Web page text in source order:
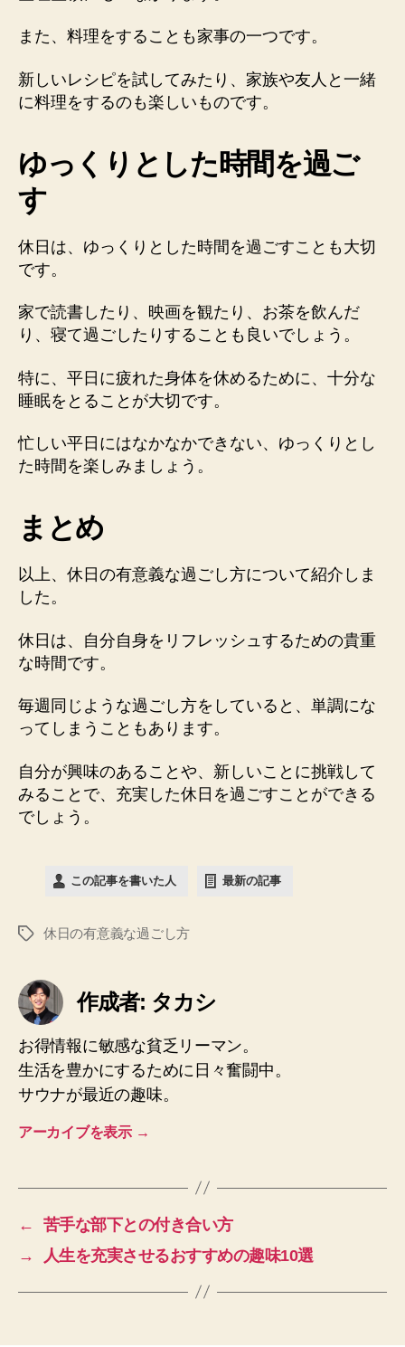
また、料理をすることも家事の一つです。
新しいレシピを試してみたり、家族や友人と一緒
に料理をするのも楽しいものです。
ゆっくりとした時間を過ご
す
休日は、ゆっくりとした時間を過ごすことも大切
です。
家で読書したり、映画を観たり、お茶を飲んだ
り、寝て過ごしたりすることも良いでしょう。
特に、平日に疲れた身体を休めるために、十分な
睡眠をとることが大切です。
忙しい平日にはなかなかできない、ゆっくりとし
た時間を楽しみましょう。
まとめ
以上、休日の有意義な過ごし方について紹介しま
した。
休日は、自分自身をリフレッシュするための貴重
な時間です。
毎週同じような過ごし方をしていると、単調にな
ってしまうこともあります。
自分が興味のあることや、新しいことに挑戦して
みることで、充実した休日を過ごすことができる
でしょう。
この記事を書いた人 最新の記事
休日の有意義な過ごし方
作成者: タカシ
お得情報に敏感な貧乏リーマン。
生活を豊かにするために日々奮闘中。
サウナが最近の趣味。
アーカイブを表示 →
←
苦手な部下との付き合い方
→
人生を充実させるおすすめの趣味10選